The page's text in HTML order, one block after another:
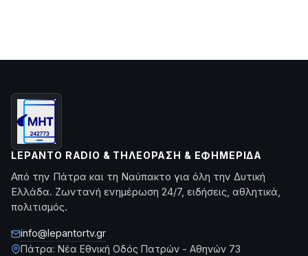
LEPANTO RADIO & ΤΗΛΕΌΡΑΣΗ & ΕΦΗΜΕΡΊΔΑ
Από την Πάτρα και τη Ναύπακτο για όλη την Δυτική
Ελλάδα. Ζωντανή ενημέρωση 24/7, ειδήσεις, αθλητικά,
πολιτισμός.
info@lepantortv.gr
Πάτρα: Νέα Εθνική Οδός Πατρών - Αθηνών 73